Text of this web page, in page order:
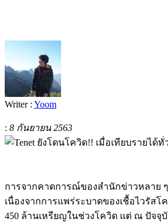
Writer : Yoom
: 8 กันยายน 2563
การจากคาดการณ์ของสำนักข่าวหลาย
เนื่องจากการแพร่ระบาดของเชื้อไวรัสโ
450 ล้านเหรียญในช่วงโควิด แต่ ณ ปัจจุบั